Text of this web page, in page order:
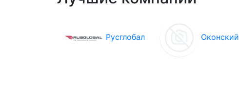
Русглобал Оконский